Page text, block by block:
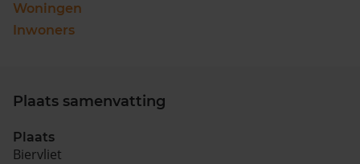
Zoek een woning
Woningen
Inwoners
Plaats samenvatting
Plaats
Biervliet